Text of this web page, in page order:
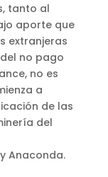
tanto al
aporte que
extranjeras
no pago
no es
a
de las
del
Anaconda.